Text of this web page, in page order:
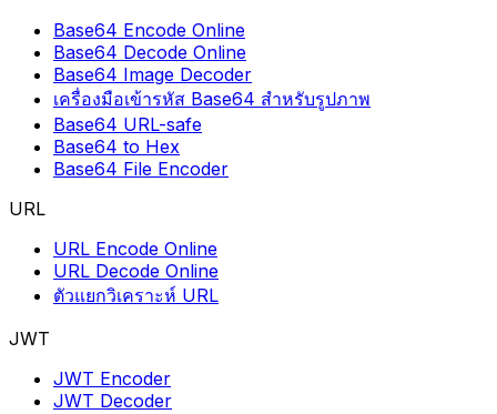
Base64 Encode Online
Base64 Decode Online
Base64 Image Decoder
เครื่องมือเข้ารหัส Base64 สำหรับรูปภาพ
Base64 URL-safe
Base64 to Hex
Base64 File Encoder
URL
URL Encode Online
URL Decode Online
ตัวแยกวิเคราะห์ URL
JWT
JWT Encoder
JWT Decoder